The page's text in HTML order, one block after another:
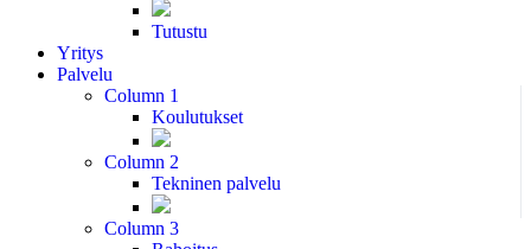
Tutustu
Yritys
Palvelu
Column 1
Koulutukset
Column 2
Tekninen palvelu
Column 3